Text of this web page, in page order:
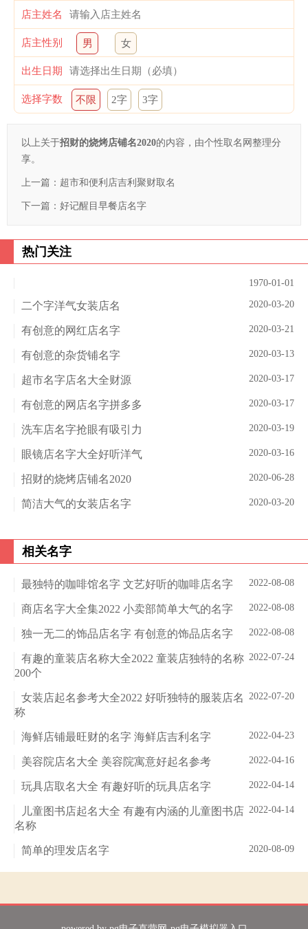
店主姓名
店主性别 男 女
出生日期
选择字数 不限 2字 3字
以上关于招财的烧烤店铺名2020的内容，由个性取名网整理分
享。
上一篇： 超市和便利店吉利聚财取名
下一篇： 好记醒目早餐店名字
热门关注
1970-01-01
2020-03-20
二个字洋气女装店名
2020-03-21
有创意的网红店名字
2020-03-13
有创意的杂货铺名字
2020-03-17
超市名字店名大全财源
2020-03-17
有创意的网店名字拼多多
2020-03-19
洗车店名字抢眼有吸引力
2020-03-16
眼镜店名字大全好听洋气
2020-06-28
招财的烧烤店铺名2020
2020-03-20
简洁大气的女装店名字
相关名字
2022-08-08
最独特的咖啡馆名字 文艺好听的咖啡店名字
2022-08-08
商店名字大全集2022 小卖部简单大气的名字
2022-08-08
独一无二的饰品店名字 有创意的饰品店名字
2022-07-24
有趣的童装店名称大全2022 童装店独特的名称
200个
2022-07-20
女装店起名参考大全2022 好听独特的服装店名
称
2022-04-23
海鲜店铺最旺财的名字 海鲜店吉利名字
2022-04-16
美容院店名大全 美容院寓意好起名参考
2022-04-14
玩具店取名大全 有趣好听的玩具店名字
2022-04-14
儿童图书店起名大全 有趣有内涵的儿童图书店
名称
2020-08-09
简单的理发店名字